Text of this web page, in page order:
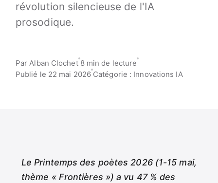
révolution silencieuse de l'IA
prosodique.
Par Alban Clochet 8 min de lecture
Publié le 22 mai 2026 Catégorie : Innovations IA
Le Printemps des poètes 2026 (1-15 mai,
thème « Frontières ») a vu 47 % des